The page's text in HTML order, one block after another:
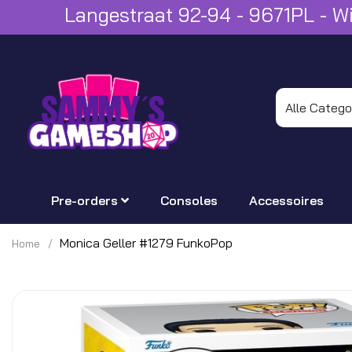
Langestraat 92-94 - 9671PL -
Pre-orders Consoles Accessoires
Home Monica Geller #1279 FunkoPop